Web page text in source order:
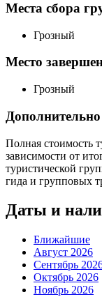
Места сбора
Грозный
Место
Грозный
Дополнительно
Полная стоимость
зависимости от
туристической
гида и групповых
Даты и
Ближайшие
Август 2026
Сентябрь
Октябрь 2026
Ноябрь 2026